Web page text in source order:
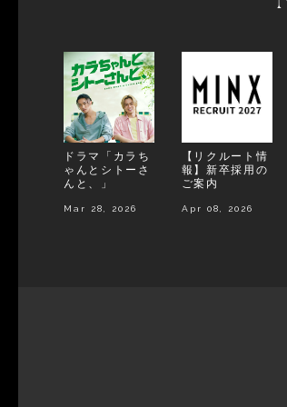
ドラマ「カラち
ゃんとシトーさ
んと、」
Mar 28, 2026
【リクルート情
報】新卒採用の
ご案内
Apr 08, 2026